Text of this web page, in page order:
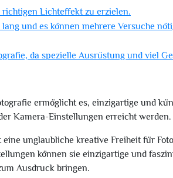
Lichteffekt zu erzielen.
und es können mehrere Versuche
da spezielle Ausrüstung und viel
ermöglicht es, einzigartige und
Kamera-Einstellungen erreicht werden.
unglaubliche kreative Freiheit für
können sie einzigartige und
Ausdruck bringen.